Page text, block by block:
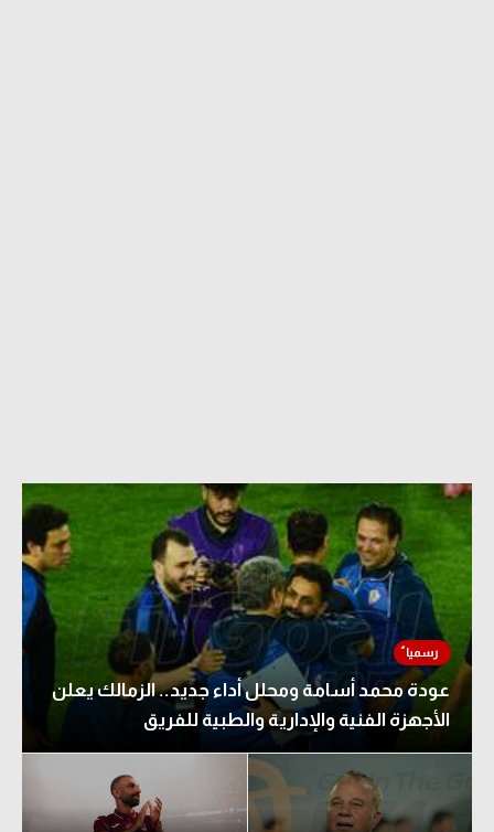
عودة محمد أسامة ومحلل أداء جديد.. الزمالك يعلن
الأجهزة الفنية والإدارية والطبية للفريق